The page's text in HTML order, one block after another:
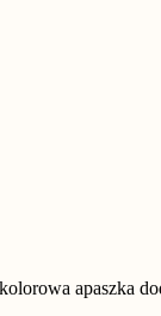
apaszka